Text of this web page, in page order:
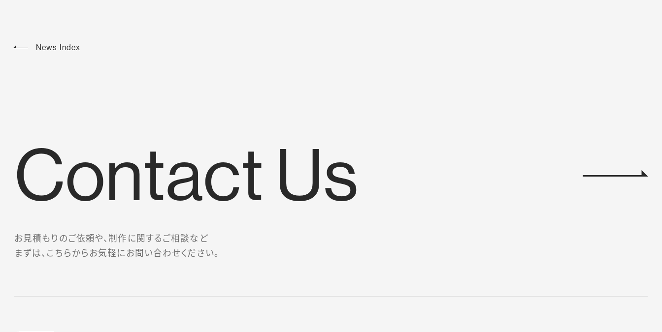
News Index
ニュース・お知らせ一覧ページを見る
Contact Us
お問い合わせ
お見積もりのご依頼や、制作に関するご相談など
まずは、こちらからお気軽にお問い合わせください。